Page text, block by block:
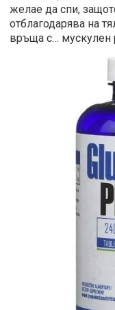
желае да спи,
отблагодарява на
връща с… мускулен